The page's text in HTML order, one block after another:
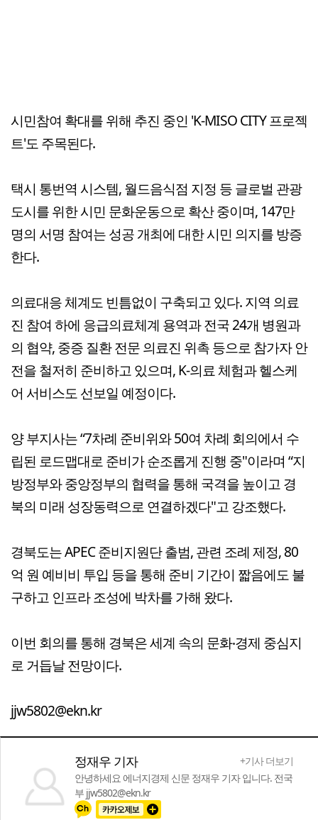
시민참여 확대를 위해 추진 중인 'K-MISO CITY 프로젝
트'도 주목된다.
택시 통번역 시스템, 월드음식점 지정 등 글로벌 관광
도시를 위한 시민 문화운동으로 확산 중이며, 147만
명의 서명 참여는 성공 개최에 대한 시민 의지를 방증
한다.
의료대응 체계도 빈틈없이 구축되고 있다. 지역 의료
진 참여 하에 응급의료체계 용역과 전국 24개 병원과
의 협약, 중증 질환 전문 의료진 위촉 등으로 참가자 안
전을 철저히 준비하고 있으며, K-의료 체험과 헬스케
어 서비스도 선보일 예정이다.
양 부지사는 “7차례 준비위와 50여 차례 회의에서 수
립된 로드맵대로 준비가 순조롭게 진행 중"이라며 “지
방정부와 중앙정부의 협력을 통해 국격을 높이고 경
북의 미래 성장동력으로 연결하겠다"고 강조했다.
경북도는 APEC 준비지원단 출범, 관련 조례 제정, 80
억 원 예비비 투입 등을 통해 준비 기간이 짧음에도 불
구하고 인프라 조성에 박차를 가해 왔다.
이번 회의를 통해 경북은 세계 속의 문화‧경제 중심지
로 거듭날 전망이다.
jjw5802@ekn.kr
정재우 기자
+기사 더보기
안녕하세요 에너지경제 신문 정재우 기자 입니다. 전국
부 jjw5802@ekn.kr